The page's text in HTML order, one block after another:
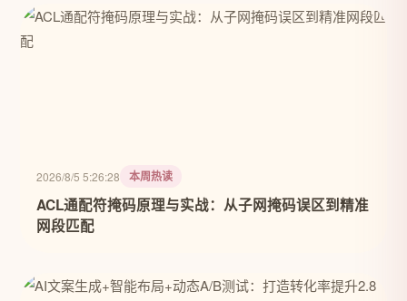
2026/8/5 5:26:28 本周热读
ACL通配符掩码原理与实战：从子网掩码误区到精准
网段匹配